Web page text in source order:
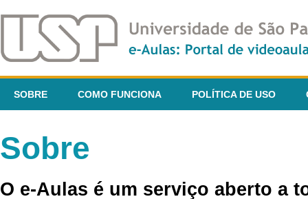
SOBRE COMO FUNCIONA POLÍTICA DE USO
Sobre
O e-Aulas é um serviço aberto a